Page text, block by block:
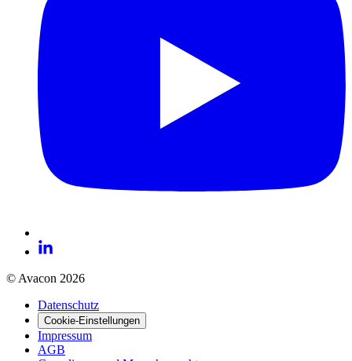
© Avacon 2026
Datenschutz
Cookie-Einstellungen
Impressum
AGB